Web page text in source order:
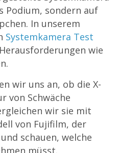
Podium, sondern auf
In unserem
Systemkamera Test
wie
wir uns an, ob die X-
von Schwäche
wir sie mit
von Fujifilm, der
schauen, welche
müsst.